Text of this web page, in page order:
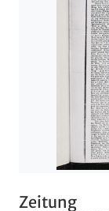
Zeitung